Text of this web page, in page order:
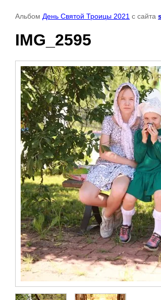
Альбом День Святой Троицы 2021 с сайта
IMG_2595